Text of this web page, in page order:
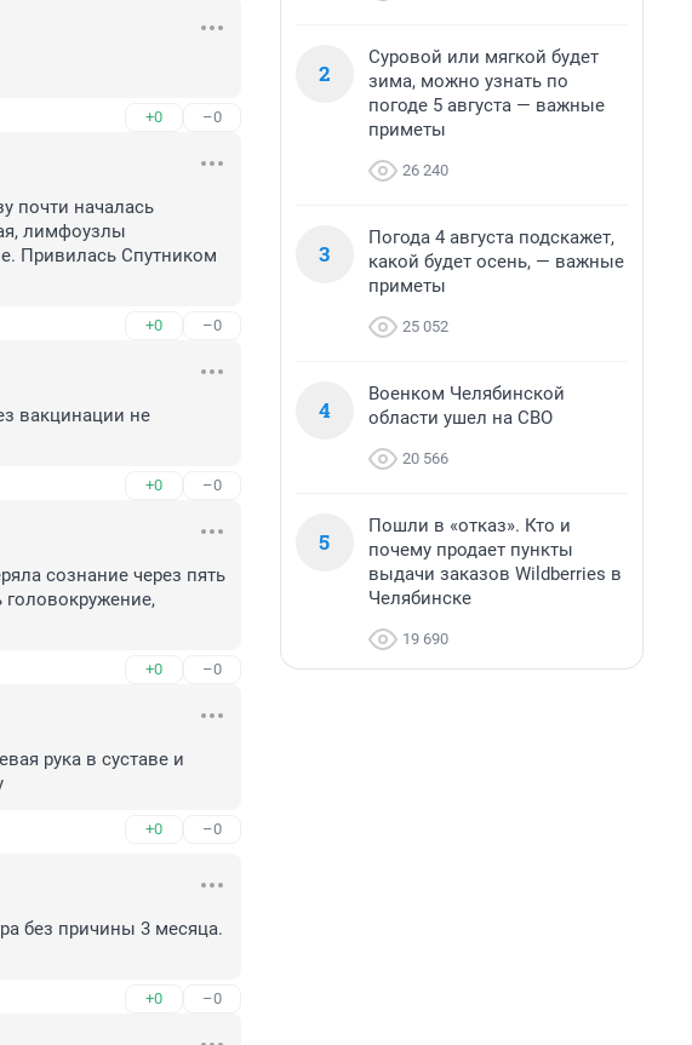
+0 –0
почти началась
лимфоузлы
Привилась Спутником
+0 –0
вакцинации не
+0 –0
сознание через пять
+0 –0
рука в суставе и
+0 –0
без причины 3 месяца.
+0 –0
2
Суровой или мягкой будет
зима, можно узнать по
погоде 5 августа — важные
приметы
26 240
3
Погода 4 августа подскажет,
какой будет осень, — важные
приметы
25 052
4
Военком Челябинской
области ушел на СВО
20 566
5
Пошли в «отказ». Кто и
почему продает пункты
выдачи заказов Wildberries в
Челябинске
19 690